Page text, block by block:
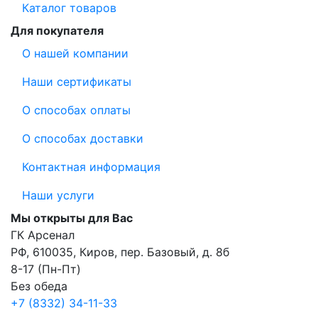
Каталог товаров
Для покупателя
О нашей компании
Наши сертификаты
О способах оплаты
О способах доставки
Контактная информация
Наши услуги
Мы открыты для Вас
ГК Арсенал
РФ, 610035, Киров, пер. Базовый, д. 8б
8-17 (Пн-Пт)
Без обеда
+7 (8332) 34-11-33